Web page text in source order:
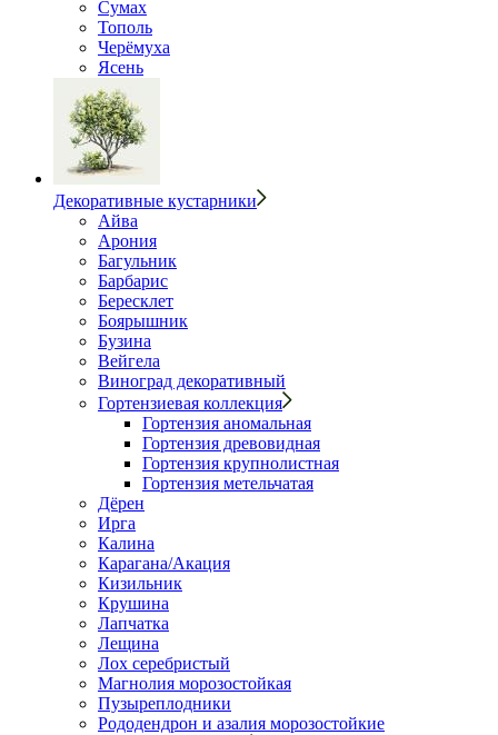
Сумах
Тополь
Черёмуха
Ясень
Декоративные кустарники
Айва
Арония
Багульник
Барбарис
Бересклет
Боярышник
Бузина
Вейгела
Виноград декоративный
Гортензиевая коллекция
Гортензия аномальная
Гортензия древовидная
Гортензия крупнолистная
Гортензия метельчатая
Дёрен
Ирга
Калина
Карагана/Акация
Кизильник
Крушина
Лапчатка
Лещина
Лох серебристый
Магнолия морозостойкая
Пузыреплодники
Рододендрон и азалия морозостойкие